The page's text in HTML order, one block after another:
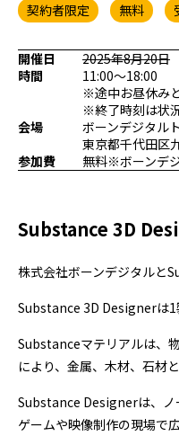
契約者限定 無料
開催日 2025年8月20日
時間
11:00～18:00
※途中お昼休み
※終了時刻は状
会場
ボーンデジタル
東京都千代田区
参加費
無料※ボーンデ
Substance 3D
株式会社ボーンデジタルと
Substance 3D Designerは1
Substanceマテリアルは、
により、金属、木材、石材
Substance Designerは、ノ
ゲームや映像制作の現場で